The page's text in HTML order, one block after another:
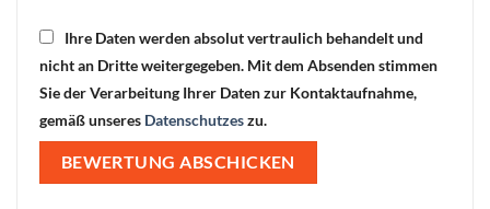
Ihre Daten werden absolut vertraulich behandelt und
nicht an Dritte weitergegeben. Mit dem Absenden stimmen
Sie der Verarbeitung Ihrer Daten zur Kontaktaufnahme,
gemäß unseres Datenschutzeszu.